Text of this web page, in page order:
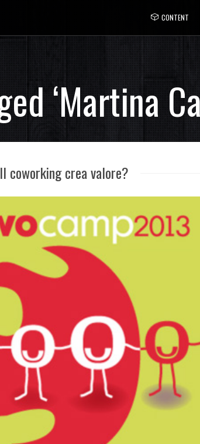
CONTENT
‘Martina
coworking crea valore?